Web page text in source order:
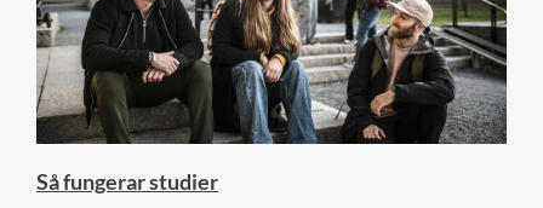
Så fungerar studier